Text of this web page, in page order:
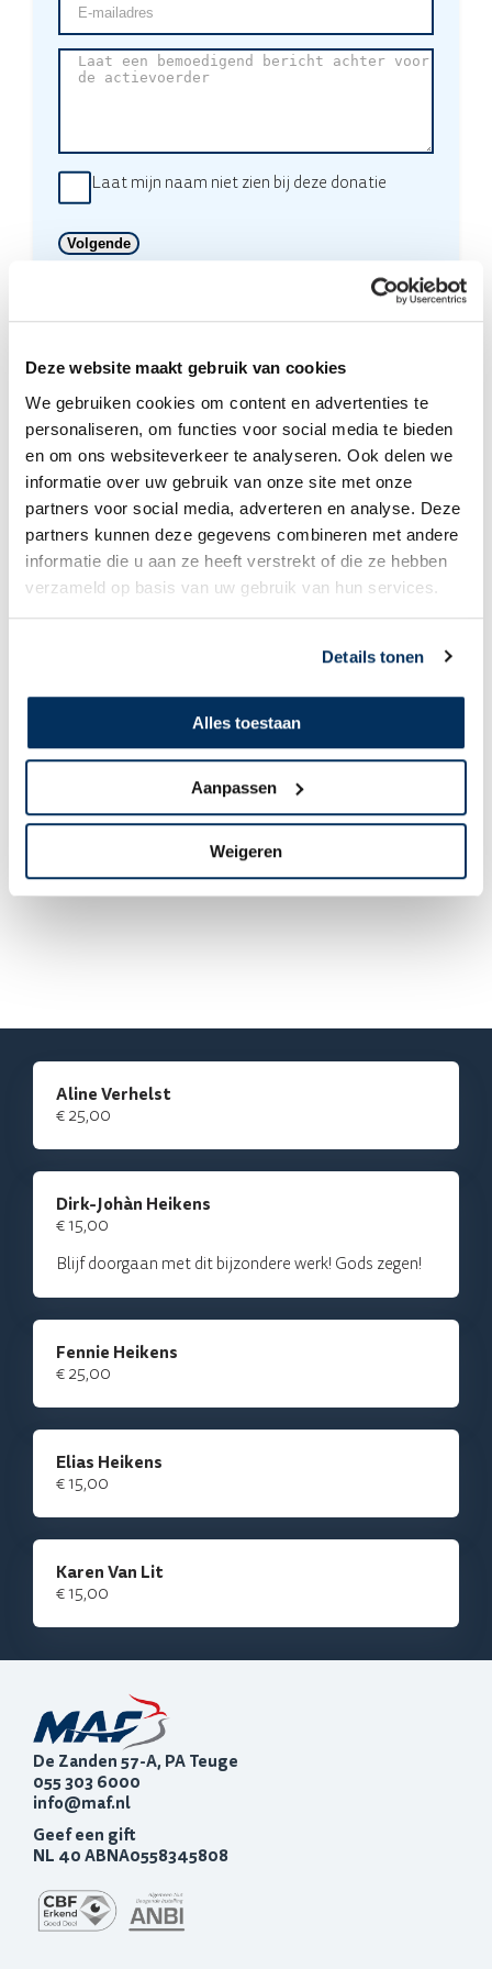
Deze website maakt gebruik van cookies
We gebruiken cookies om content en advertenties te
personaliseren, om functies voor social media te bieden
en om ons websiteverkeer te analyseren. Ook delen we
informatie over uw gebruik van onze site met onze
partners voor social media, adverteren en analyse. Deze
partners kunnen deze gegevens combineren met andere
informatie die u aan ze heeft verstrekt of die ze hebben
verzameld op basis van uw gebruik van hun services.
Details tonen
Alles toestaan
Aanpassen
Weigeren
7 jaar ‘sparen’ voor een Caravan door Profielnorm!
Deel de QR code van jouw actie:Deel deze actie op:
mailadres (Vereist)
Laat
een
voor
actievoerder
Laat mijn naam niet zien bij deze donatie
Aline Verhelst
€ 25,00
Dirk-Johàn Heikens
€ 15,00
Blijf doorgaan met dit bijzondere werk! Gods zegen!
Fennie Heikens
€ 25,00
Elias Heikens
€ 15,00
Karen Van Lit
€ 15,00
De Zanden 57-A, PA Teuge
055 303 6000
info@maf.nl
Geef een gift
NL 40 ABNA0558345808